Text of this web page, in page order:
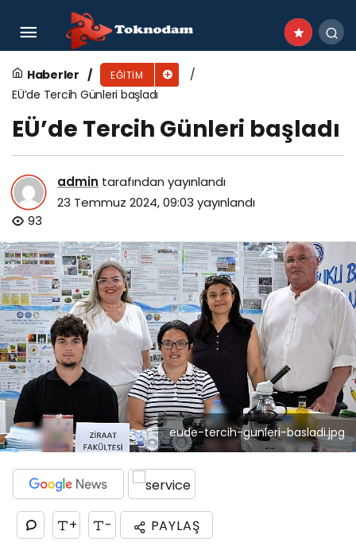
Haberler EĞITIM
EÜ’de Tercih Günleri başladı
EÜ’de Tercih Günleri başladı
admin tarafından yayınlandı
23 Temmuz 2024, 09:03 yayınlandı
93
eude-tercih-gunleri-basladi.jpg
+ - PAYLAŞ
İstanbul Okan Üniversitesi’nde Büyük Buluşma